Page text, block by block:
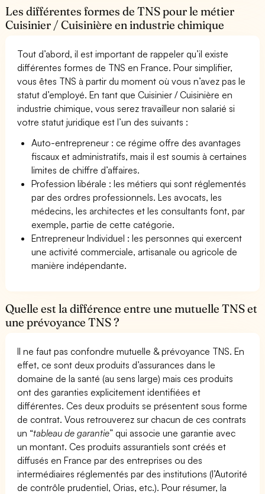
Les différentes formes de TNS pour le métier
Cuisinier / Cuisinière en industrie chimique
Tout d’abord, il est important de rappeler qu’il existe
différentes formes de TNS en France. Pour simplifier,
vous êtes TNS à partir du moment où vous n’avez pas le
statut d’employé. En tant que Cuisinier / Cuisinière en
industrie chimique, vous serez travailleur non salarié si
votre statut juridique est l’un des suivants :
Auto-entrepreneur : ce régime offre des avantages
fiscaux et administratifs, mais il est soumis à certaines
limites de chiffre d’affaires.
Profession libérale : les métiers qui sont réglementés
par des ordres professionnels. Les avocats, les
médecins, les architectes et les consultants font, par
exemple, partie de cette catégorie.
Entrepreneur Individuel : les personnes qui exercent
une activité commerciale, artisanale ou agricole de
manière indépendante.
Quelle est la différence entre une mutuelle TNS et
une prévoyance TNS ?
Il ne faut pas confondre mutuelle & prévoyance TNS. En
effet, ce sont deux produits d’assurances dans le
domaine de la santé (au sens large) mais ces produits
ont des garanties explicitement identifiées et
différentes. Ces deux produits se présentent sous forme
de contrat. Vous retrouverez sur chacun de ces contrats
un “tableau de garantie” qui associe une garantie avec
un montant. Ces produits assurantiels sont créés et
diffusés en France par des entreprises ou des
intermédiaires réglementés par des institutions (l’Autorité
de contrôle prudentiel, Orias, etc.). Pour résumer, la